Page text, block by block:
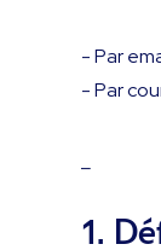
- Par
- Par
1.